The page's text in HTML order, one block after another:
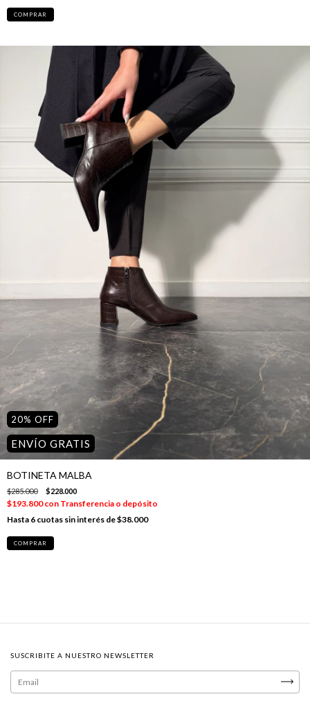
COMPRAR
20% OFF
ENVÍO GRATIS
BOTINETA MALBA
$285.000 $228.000
$193.800con Transferencia o depósito
6 cuotas sin interés de$38.000
COMPRAR
SUSCRIBITE A NUESTRO NEWSLETTER